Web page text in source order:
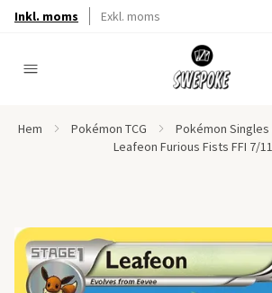
Inkl. moms Exkl. moms
Hem Pokémon TCG
Pokémon
Leafeon Furious Fists FFI 7/